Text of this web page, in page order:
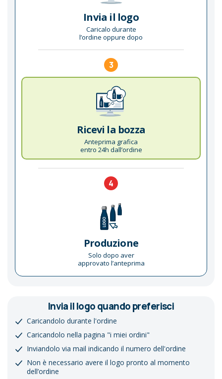
Invia il logo
Caricalo durante
l’ordine oppure dopo
3
Ricevi la bozza
Anteprima grafica
entro 24h dall’ordine
4
Produzione
Solo dopo aver
approvato l’anteprima
Invia il logo quando preferisci
Caricandolo durante l'ordine
Caricandolo nella pagina "i miei ordini"
Inviandolo via mail indicando il numero dell'ordine
Non è necessario avere il logo pronto al momento
dell’ordine